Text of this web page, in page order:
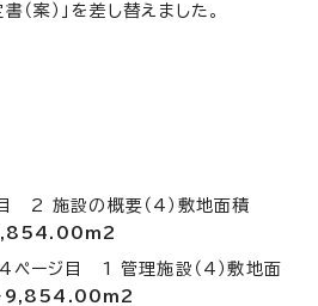
（案）」を差し替えました。
目 2 施設の概要（4）敷地面積
14ページ目 1 管理施設（4）敷地面
9,854.00m2